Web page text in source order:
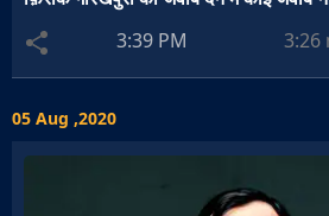
3:39 PM
3:26
05 Aug ,2020